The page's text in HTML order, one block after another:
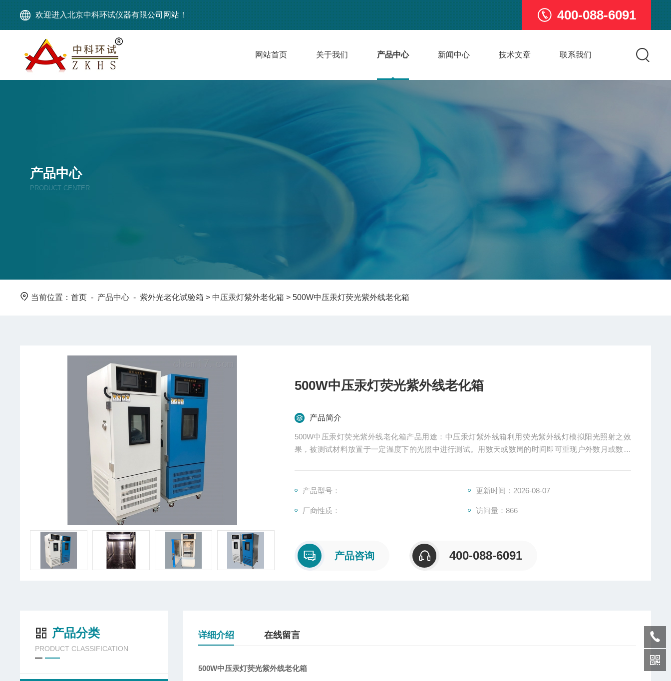
欢迎进入北京中科环试仪器有限公司网站！ 400-088-6091
网站首页 关于我们 产品中心 新闻中心 技术文章 联系我们
产品中心
PRODUCT CENTER
当前位置：首页 - 产品中心 -紫外光老化试验箱 > 中压汞灯紫外老化箱 > 500W中压汞灯荧光紫外线老化箱
500W中压汞灯荧光紫外线老化箱
产品简介
500W中压汞灯荧光紫外线老化箱产品用途：中压汞灯紫外线箱利用荧光紫外线灯模拟阳光照射之效
果，被测试材料放置于一定温度下的光照中进行测试。用数天或数周的时间即可重现户外数月或数年
产品型号： 更新时间：2026-08-07
厂商性质： 访问量：866
产品咨询 400-088-6091
产品分类
PRODUCT CLASSIFICATION
详细介绍 在线留言
500W中压汞灯荧光紫外线老化箱